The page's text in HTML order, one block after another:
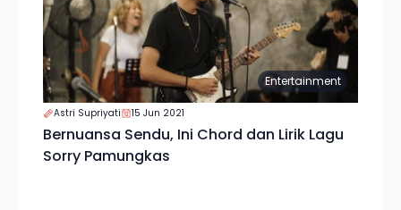
Entertainment
Astri Supriyati 15 Jun 2021
Bernuansa Sendu, Ini Chord dan Lirik Lagu
Sorry Pamungkas